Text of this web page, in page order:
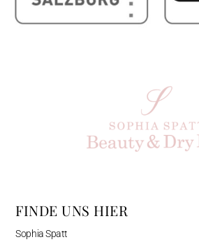
FINDE UNS HIER
Sophia Spatt